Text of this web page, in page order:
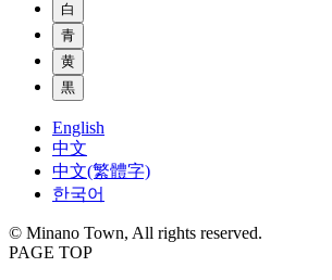
白
青
黄
黒
English
中文
中文(繁體字)
한국어
© Minano Town, All rights reserved.
PAGE TOP